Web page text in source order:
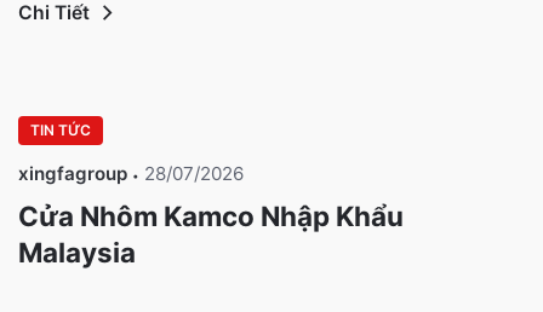
Chi Tiết
TIN TỨC
xingfagroup 28/07/2026
Cửa Nhôm Kamco Nhập Khẩu
Malaysia